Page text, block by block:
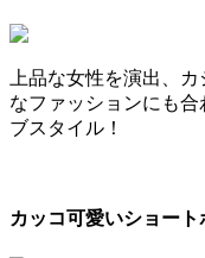
上品な女性を演出、
なファッションにも
ブスタイル！
カッコ可愛いショート